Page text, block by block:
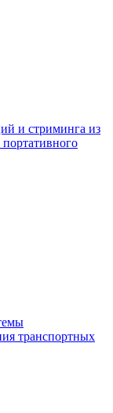
и стриминга из
транспортных